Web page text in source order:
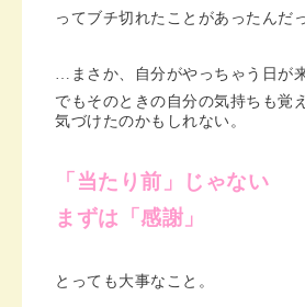
ってブチ切れたことがあったんだ
…まさか、自分がやっちゃう日が
でもそのときの自分の気持ちも覚
気づけたのかもしれない。
「当たり前」じゃない
まずは「感謝」
とっても大事なこと。